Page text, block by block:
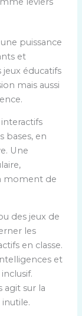
puissance
et
jeux éducatifs
mais aussi
bases, en
Une
moment de
des jeux de
les
en classe.
et
agit sur la